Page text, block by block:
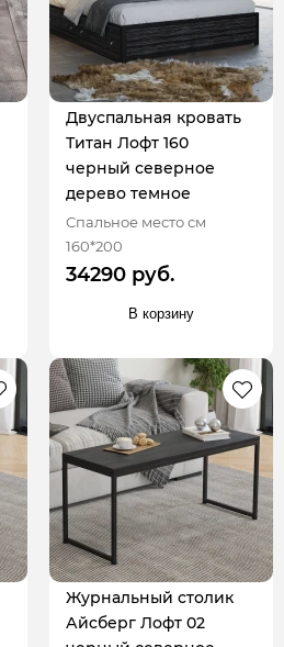
Двуспальная кровать
Титан Лофт 160
черный северное
дерево темное
Спальное место см
160*200
34290 руб.
В корзину
Журнальный столик
Айсберг Лофт 02